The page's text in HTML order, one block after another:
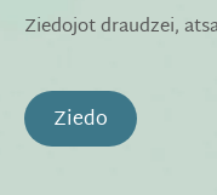
Ziedojot draudzei,
Ziedo